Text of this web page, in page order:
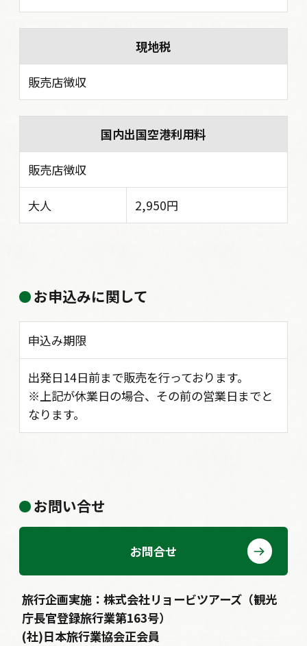
現地税
販売店徴収
国内出国空港利用料
販売店徴収
大人 2,950円
お申込みに関して
申込み期限
出発日14日前まで販売を行っております。
※上記が休業日の場合、その前の営業日までと
なります。
お問い合せ
お問合せ
旅行企画実施：株式会社リョービツアーズ（観光
庁長官登録旅行業第163号）
(社)日本旅行業協会正会員